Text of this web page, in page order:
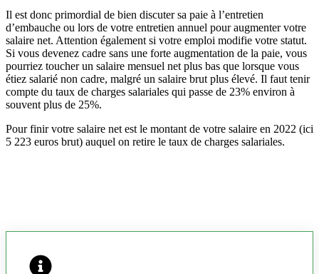
Il est donc primordial de bien discuter sa paie à l’entretien
d’embauche ou lors de votre entretien annuel pour augmenter votre
salaire net. Attention également si votre emploi modifie votre statut.
Si vous devenez cadre sans une forte augmentation de la paie, vous
pourriez toucher un salaire mensuel net plus bas que lorsque vous
étiez salarié non cadre, malgré un salaire brut plus élevé. Il faut tenir
compte du taux de charges salariales qui passe de 23% environ à
souvent plus de 25%.
Pour finir votre salaire net est le montant de votre salaire en 2022 (ici
5 223 euros brut) auquel on retire le taux de charges salariales.